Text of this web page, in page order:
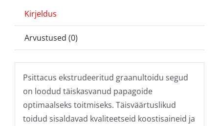
Kirjeldus
Arvustused (0)
Psittacus ekstrudeeritud graanultoidu segud
on loodud täiskasvanud papagoide
optimaalseks toitmiseks. Täisväärtuslikud
toidud sisaldavad kvaliteetseid koostisaineid ja